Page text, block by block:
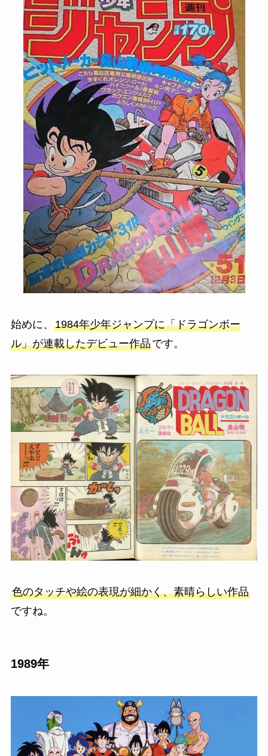
始めに、 1984年少年ジャンプに「ドラゴンボー
ル」が連載したデビュー作品です。
色のタッチや絵の表現が細かく、素晴らしい作品
ですね。
1989年